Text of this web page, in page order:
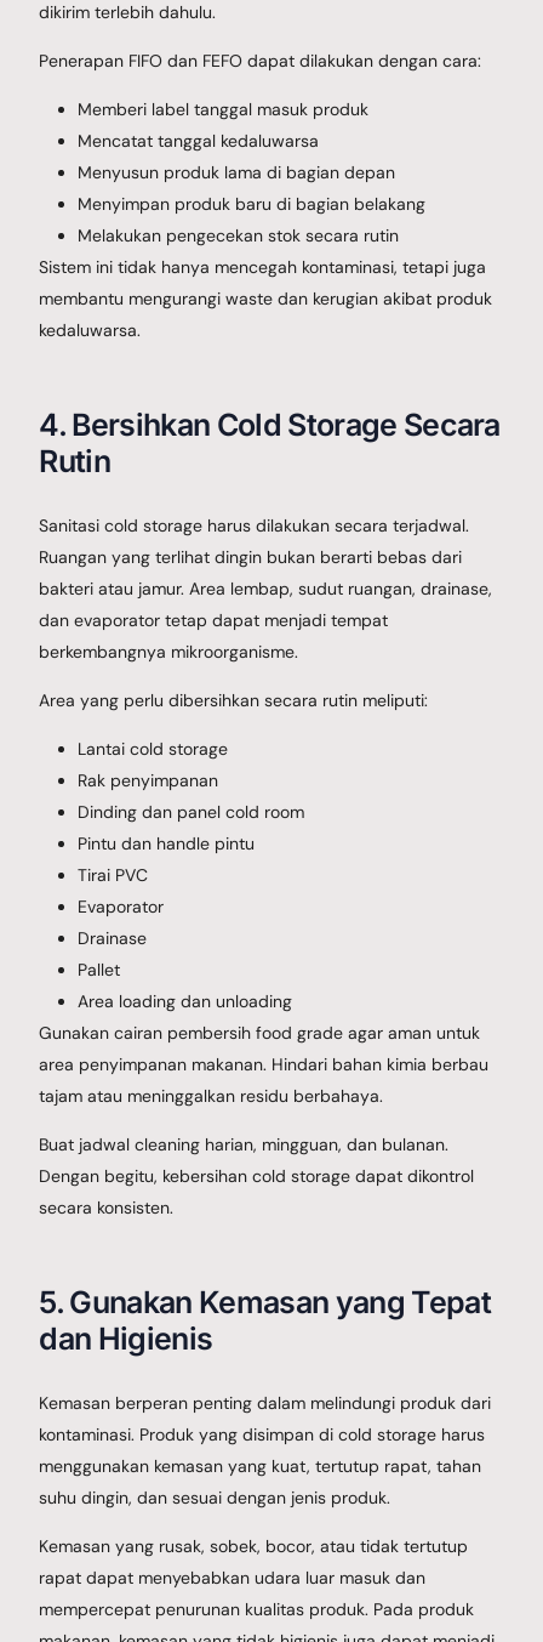
dikirim terlebih dahulu.
Penerapan FIFO dan FEFO dapat dilakukan dengan cara:
Memberi label tanggal masuk produk
Mencatat tanggal kedaluwarsa
Menyusun produk lama di bagian depan
Menyimpan produk baru di bagian belakang
Melakukan pengecekan stok secara rutin
Sistem ini tidak hanya mencegah kontaminasi, tetapi juga
membantu mengurangi waste dan kerugian akibat produk
kedaluwarsa.
4. Bersihkan Cold Storage Secara
Rutin
Sanitasi cold storage harus dilakukan secara terjadwal.
Ruangan yang terlihat dingin bukan berarti bebas dari
bakteri atau jamur. Area lembap, sudut ruangan, drainase,
dan evaporator tetap dapat menjadi tempat
berkembangnya mikroorganisme.
Area yang perlu dibersihkan secara rutin meliputi:
Lantai cold storage
Rak penyimpanan
Dinding dan panel cold room
Pintu dan handle pintu
Tirai PVC
Evaporator
Drainase
Pallet
Area loading dan unloading
Gunakan cairan pembersih food grade agar aman untuk
area penyimpanan makanan. Hindari bahan kimia berbau
tajam atau meninggalkan residu berbahaya.
Buat jadwal cleaning harian, mingguan, dan bulanan.
Dengan begitu, kebersihan cold storage dapat dikontrol
secara konsisten.
5. Gunakan Kemasan yang Tepat
dan Higienis
Kemasan berperan penting dalam melindungi produk dari
kontaminasi. Produk yang disimpan di cold storage harus
menggunakan kemasan yang kuat, tertutup rapat, tahan
suhu dingin, dan sesuai dengan jenis produk.
Kemasan yang rusak, sobek, bocor, atau tidak tertutup
rapat dapat menyebabkan udara luar masuk dan
mempercepat penurunan kualitas produk. Pada produk